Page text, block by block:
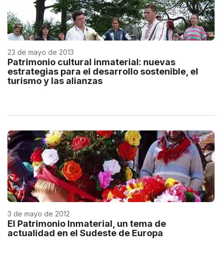
23 de mayo de 2013
Patrimonio cultural inmaterial: nuevas
estrategias para el desarrollo sostenible, el
turismo y las alianzas
3 de mayo de 2012
El Patrimonio Inmaterial, un tema de
actualidad en el Sudeste de Europa